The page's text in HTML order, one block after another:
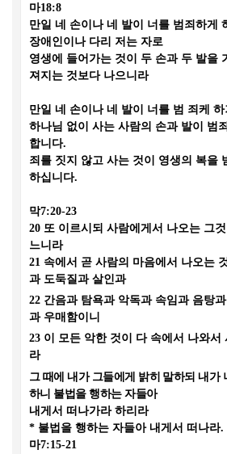
마18:8
만일 네 손이나 네 발이 너를 범죄하게
장애인이나 다리 저는 자로
영생에 들어가는 것이 두 손과 두 발을
져지는 것보다 나으니라
만일 네 손이나 네 발이 너를 범 죄케
하나님 없이 사는 사람의 손과 발이 범
합니다.
죄를 짓지 않고 사는 것이 영생의 복을
하십니다.
막7:20-23
20 또 이르시되 사람에게서 나오는 그
느니라
21 속에서 곧 사람의 마음에서 나오는
과 도둑질과 살인과
22 간음과 탐욕과 악독과 속임과 음탕
과 우매함이니
23 이 모든 악한 것이 다 속에서 나와서
라
그 때에 내가 그들에게 밝히 말하되 내가
하니 불법을 행하는 자들아
내게서 떠나가라 하리라
* 불법을 행하는 자들아 내게서 떠나라.
마7:15-21